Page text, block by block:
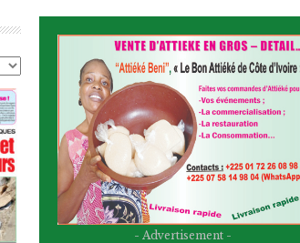
- Advertisement -